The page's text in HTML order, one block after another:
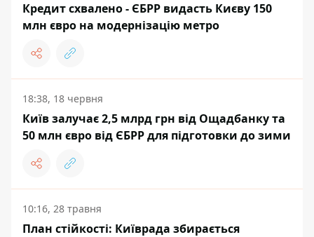
Кредит схвалено - ЄБРР видасть Києву 150
млн євро на модернізацію метро
18:38, 18 червня
Київ залучає 2,5 млрд грн від Ощадбанку та
50 млн євро від ЄБРР для підготовки до зими
10:16, 28 травня
План стійкості: Київрада збирається